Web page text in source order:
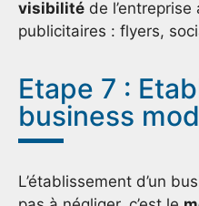
visibilité de
publicitaires : flyers,
Etape 7 :
business
L’établissement d’un